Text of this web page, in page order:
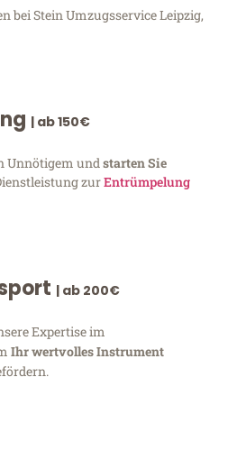
bei Stein Umzugsservice Leipzig,
| ab 150€
Unnötigem und starten Sie
zurEntrümpelung
| ab 200€
Expertise im
Ihr wertvolles Instrument